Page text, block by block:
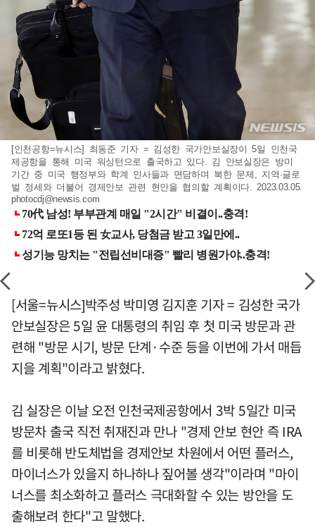
[인천공항=뉴시스] 최동준 기자 = 김성한 국가안보실장이 5일 인천국
제공항을 통해 미국 워싱턴으로 출국하고 있다. 김 안보실장은 방미
기간 중 미국 행정부와 학계 인사들과 면담하며 북한 문제, 지역·글로
벌 정세와 더불어 경제안보 관련 현안을 협의할 계획이다. 2023.03.05.
photocdj@newsis.com
[서울=뉴시스]박주성 박미영 김지훈 기자 = 김성한 국가
안보실장은 5일 윤 대통령의 취임 후 첫 미국 방문과 관
련해 "방문 시기, 방문 단계·수준 등을 이번에 가서 매듭
지을 계획"이라고 밝혔다.
김 실장은 이날 오전 인천국제공항에서 3박 5일간 미국
방문차 출국 직전 취재진과 만나 "경제 안보 현안 즉 IRA
를 비롯해 반도체법을 경제안보 차원에서 어떤 플러스,
마이너스가 있을지 하나하나 짚어볼 생각"이라며 "마이
너스를 최소화하고 플러스 극대화할 수 있는 방안을 도
출해보려 한다"고 말했다.